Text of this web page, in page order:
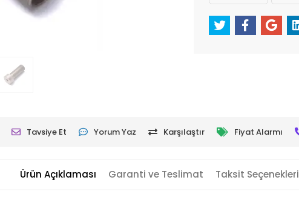
Tavsiye Et Yorum Yaz Karşılaştır Fiyat Alarmı
Ürün Açıklaması Garanti ve Teslimat Taksit Seçenekleri